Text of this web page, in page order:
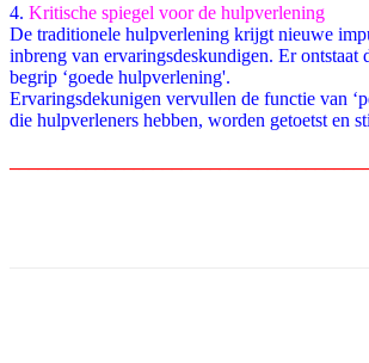
4. Kritische spiegel voor de hulpverlening
De traditionele hulpverlening krijgt nieuwe
inbreng van ervaringsdeskundigen. Er
begrip ‘goede hulpverlening'.
Ervaringsdekunigen vervullen de functie van
die hulpverleners hebben, worden getoetst en